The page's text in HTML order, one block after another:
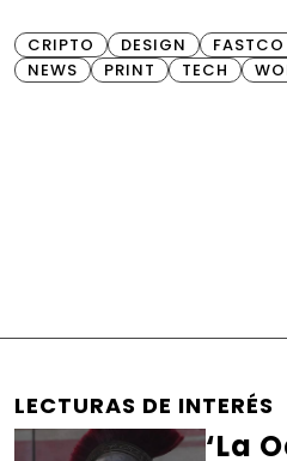
CRIPTO DESIGN
NEWS
PRINT TECH
LECTURAS DE INTERÉS
‘La